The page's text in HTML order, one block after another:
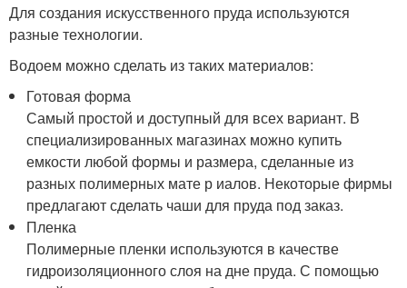
Для создания искусственного пруда используются
разные технологии.
Водоем можно сделать из таких материалов:
Готовая форма
Самый простой и доступный для всех вариант. В
специализированных магазинах можно купить
емкости любой формы и размера, сделанные из
разных полимерных мате р иалов. Некоторые фирмы
предлагают сделать чаши для пруда под заказ.
Пленка
Полимерные пленки используются в качестве
гидроизоляционного слоя на дне пруда. С помощью